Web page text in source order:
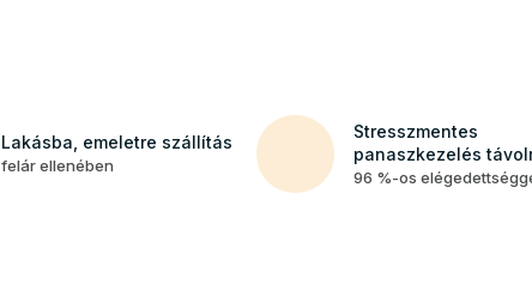
Lakásba, emeletre szállítás
felár ellenében
Stresszmentes
panaszkezelés
96 %-os